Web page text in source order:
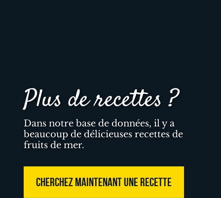
Plus de recettes ?
Dans notre base de données, il y a
beaucoup de délicieuses recettes de
fruits de mer.
CHERCHEZ MAINTENANT UNE RECETTE